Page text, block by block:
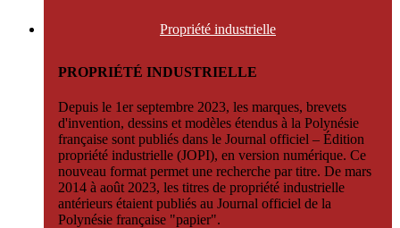
Propriété industrielle
PROPRIÉTÉ INDUSTRIELLE
Depuis le 1er septembre 2023, les marques, brevets
d'invention, dessins et modèles étendus à la Polynésie
française sont publiés dans le Journal officiel – Édition
propriété industrielle (JOPI), en version numérique. Ce
nouveau format permet une recherche par titre. De mars
2014 à août 2023, les titres de propriété industrielle
antérieurs étaient publiés au Journal officiel de la
Polynésie française "papier".